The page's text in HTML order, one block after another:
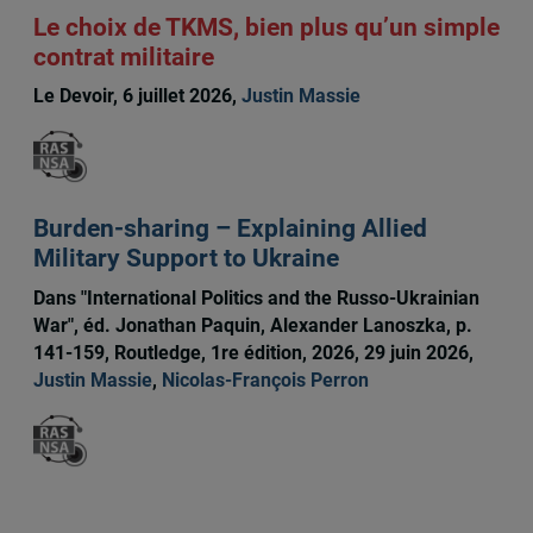
Le choix de TKMS, bien plus qu’un simple
contrat militaire
Le Devoir, 6 juillet 2026, Justin Massie
Burden-sharing – Explaining Allied
Military Support to Ukraine
Dans "International Politics and the Russo-Ukrainian
War", éd. Jonathan Paquin, Alexander Lanoszka, p.
141-159, Routledge, 1re édition, 2026, 29 juin 2026,
Justin Massie, Nicolas-François Perron